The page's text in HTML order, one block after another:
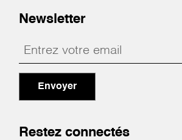
Newsletter
Envoyer
Restez connectés